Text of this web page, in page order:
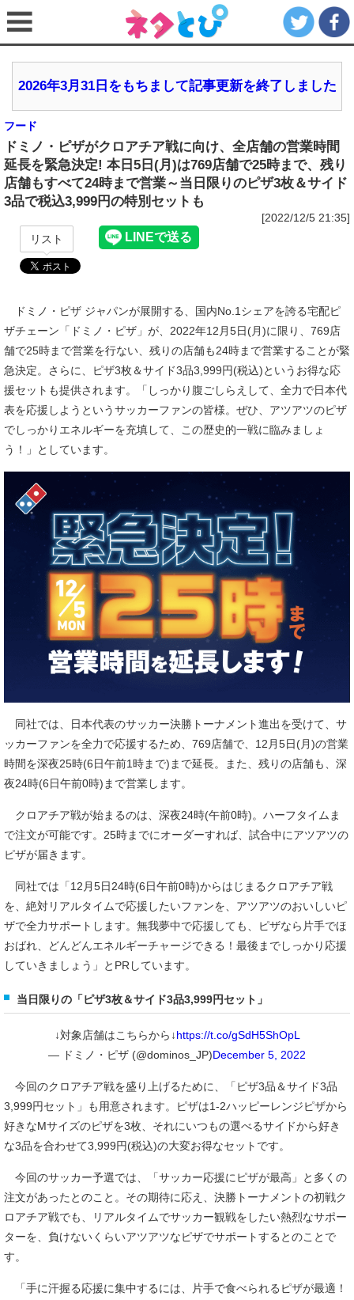
2026年3月31日をもちまして記事更新を終了しました
フード
ドミノ・ピザがクロアチア戦に向け、全店舗の営業時間
延長を緊急決定! 本日5日(月)は769店舗で25時まで、残り
店舗もすべて24時まで営業～当日限りのピザ3枚＆サイド
3品で税込3,999円の特別セットも
[2022/12/5 21:35]
リスト
ドミノ・ピザ ジャパンが展開する、国内No.1シェアを誇る宅配ピ
ザチェーン「ドミノ・ピザ」が、2022年12月5日(月)に限り、769店
舗で25時まで営業を行ない、残りの店舗も24時まで営業することが緊
急決定。さらに、ピザ3枚＆サイド3品3,999円(税込)というお得な応
援セットも提供されます。「しっかり腹ごしらえして、全力で日本代
表を応援しようというサッカーファンの皆様。ぜひ、アツアツのピザ
でしっかりエネルギーを充填して、この歴史的一戦に臨みましょ
う！」としています。
同社では、日本代表のサッカー決勝トーナメント進出を受けて、サ
ッカーファンを全力で応援するため、769店舗で、12月5日(月)の営業
時間を深夜25時(6日午前1時まで)まで延長。また、残りの店舗も、深
夜24時(6日午前0時)まで営業します。
クロアチア戦が始まるのは、深夜24時(午前0時)。ハーフタイムま
で注文が可能です。25時までにオーダーすれば、試合中にアツアツの
ピザが届きます。
同社では「12月5日24時(6日午前0時)からはじまるクロアチア戦
を、絶対リアルタイムで応援したいファンを、アツアツのおいしいピ
ザで全力サポートします。無我夢中で応援しても、ピザなら片手でほ
おばれ、どんどんエネルギーチャージできる！最後までしっかり応援
していきましょう」とPRしています。
当日限りの「ピザ3枚＆サイド3品3,999円セット」
↓対象店舗はこちらから↓https://t.co/gSdH5ShOpL
— ドミノ・ピザ (@dominos_JP)December 5, 2022
今回のクロアチア戦を盛り上げるために、「ピザ3品＆サイド3品
3,999円セット」も用意されます。ピザは1-2ハッピーレンジピザから
好きなMサイズのピザを3枚、それにいつもの選べるサイドから好き
な3品を合わせて3,999円(税込)の大変お得なセットです。
今回のサッカー予選では、「サッカー応援にピザが最高」と多くの
注文があったとのこと。その期待に応え、決勝トーナメントの初戦ク
ロアチア戦でも、リアルタイムでサッカー観戦をしたい熱烈なサポー
ターを、負けないくらいアツアツなピザでサポートするとのことで
す。
「手に汗握る応援に集中するには、片手で食べられるピザが最適！